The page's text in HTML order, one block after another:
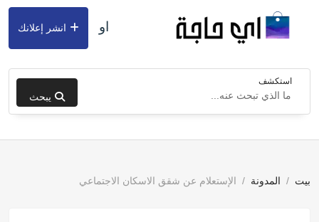
استكشف
يبحث
او انشر إعلانك
بيت المدونة الإستعلام عن شقق الاسكان الاجتماعي